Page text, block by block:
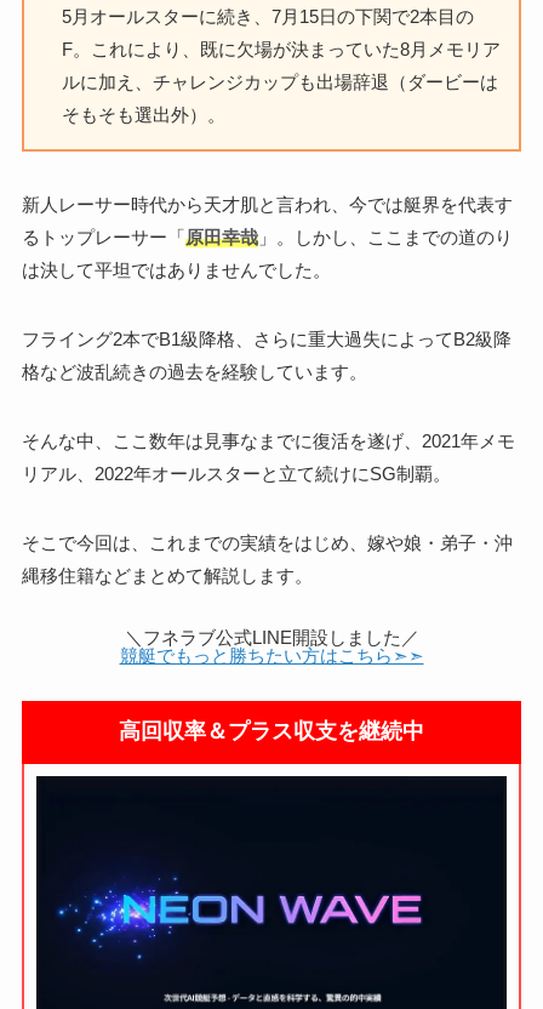
5月オールスターに続き、7月15日の下関で2本目の
F。これにより、既に欠場が決まっていた8月メモリア
ルに加え、チャレンジカップも出場辞退（ダービーは
そもそも選出外）。
新人レーサー時代から天才肌と言われ、今では艇界を代表す
るトップレーサー「原田幸哉」。しかし、ここまでの道のり
は決して平坦ではありませんでした。
フライング2本でB1級降格、さらに重大過失によってB2級降
格など波乱続きの過去を経験しています。
そんな中、ここ数年は見事なまでに復活を遂げ、2021年メモ
リアル、2022年オールスターと立て続けにSG制覇。
そこで今回は、これまでの実績をはじめ、嫁や娘・弟子・沖
縄移住籍などまとめて解説します。
＼フネラブ公式LINE開設しました／
競艇でもっと勝ちたい方はこちら➣➣
高回収率＆プラス収支を継続中